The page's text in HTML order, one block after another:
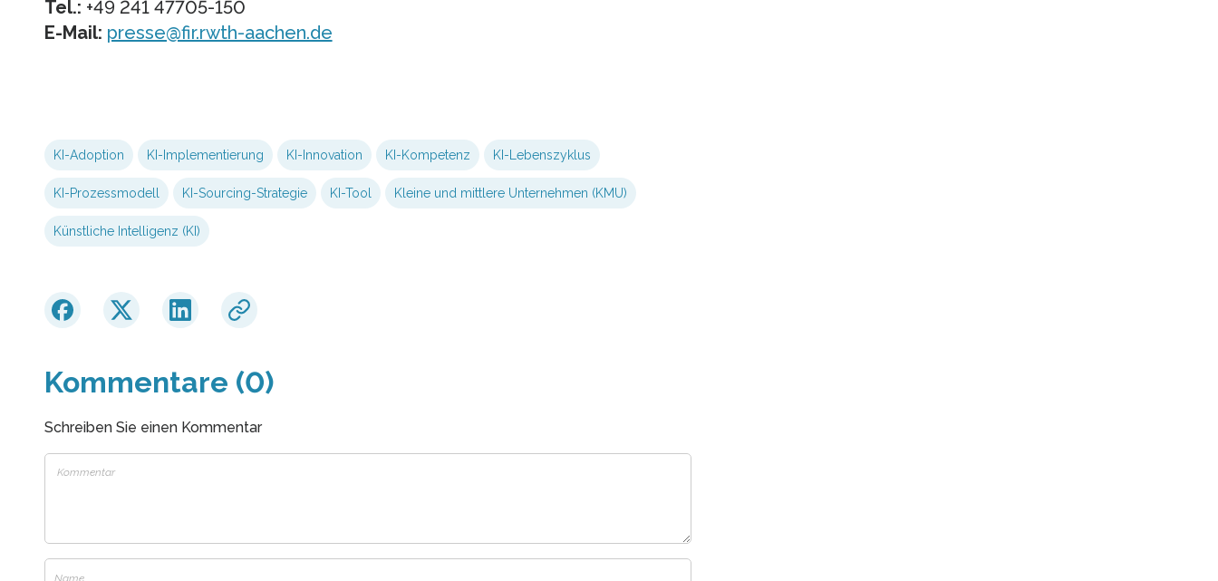
Tel.: +49 241 47705-150
E-Mail: presse@fir.rwth-aachen.de
KI-Adoption KI-Implementierung KI-Innovation KI-Kompetenz KI-Lebenszyklus
KI-Prozessmodell KI-Sourcing-Strategie KI-Tool Kleine und mittlere Unternehmen (KMU)
Künstliche Intelligenz (KI)
Kommentare (0)
Schreiben Sie einen Kommentar